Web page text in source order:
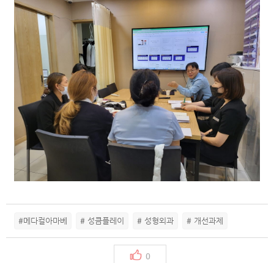
#메다컬아마베 # 성큼플레이 # 성형외과 # 개선과제
0